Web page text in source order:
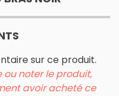
sur ce produit.
ou noter le produit,
avoir acheté ce